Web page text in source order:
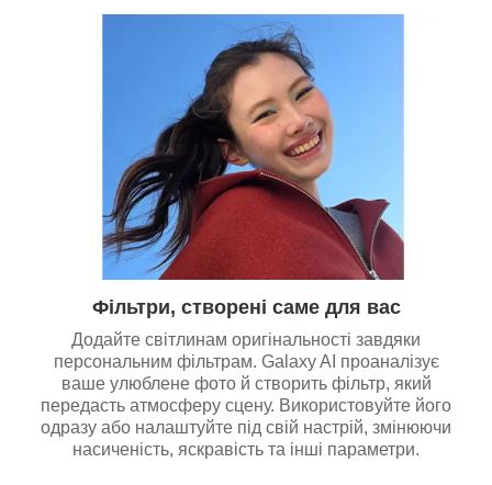
Фільтри, створені саме для вас
Додайте світлинам оригінальності завдяки
персональним фільтрам. Galaxy AI проаналізує
ваше улюблене фото й створить фільтр, який
передасть атмосферу сцену. Використовуйте його
одразу або налаштуйте під свій настрій, змінюючи
насиченість, яскравість та інші параметри.